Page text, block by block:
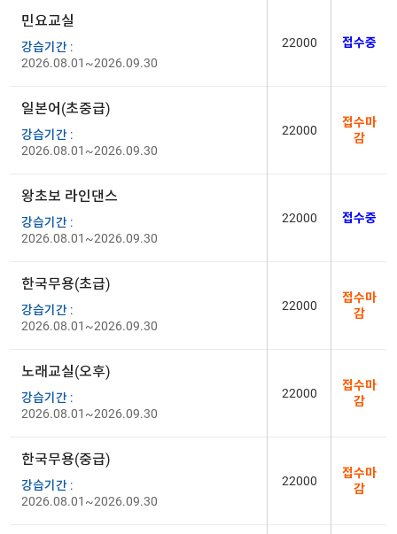
민요교실
강습기간 :
2026.08.01~2026.09.30
22000 접수중
일본어(초중급)
강습기간 :
2026.08.01~2026.09.30
22000
접수마
감
왕초보 라인댄스
강습기간 :
2026.08.01~2026.09.30
22000 접수중
한국무용(초급)
강습기간 :
2026.08.01~2026.09.30
22000
접수마
감
노래교실(오후)
강습기간 :
2026.08.01~2026.09.30
22000
접수마
감
한국무용(중급)
강습기간 :
2026.08.01~2026.09.30
22000
접수마
감